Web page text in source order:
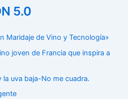
5.0
Maridaje de Vino y Tecnología»
joven de Francia que inspira a
la uva baja-No me cuadra.